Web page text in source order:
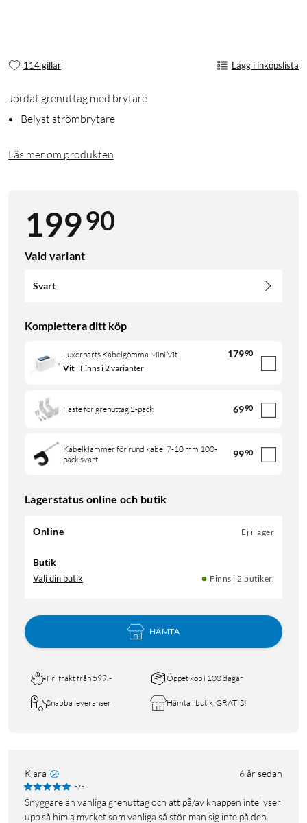
114 gillar Lägg i inköpslista
Jordat grenuttag med brytare
Belyst strömbrytare
Läs mer om produkten
19990
Vald variant
Svart
Komplettera ditt köp
Luxorparts Kabelgömma Mini Vit 17990
Vit Finns i 2 varianter
Fäste för grenuttag 2-pack 6990
Kabelklammer för rund kabel 7-10 mm 100-
pack svart
9990
Lagerstatus online och butik
Online Ej i lager
Butik
Välj din butik Finns i 2 butiker.
HÄMTA
Fri frakt från 599:- Öppet köp i 100 dagar
Snabba leveranser Hämta i butik, GRATIS!
Klara 6 år sedan
5/5
Snyggare än vanliga grenuttag och att på/av knappen inte lyser
upp så himla mycket som vanliga så stör man sig inte på den.